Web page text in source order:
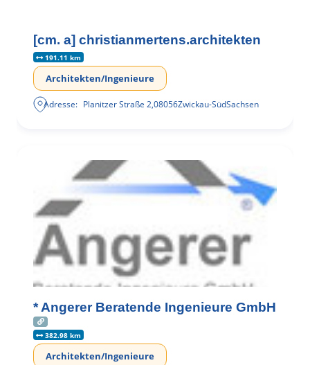
[cm. a] christianmertens.architekten
191.11 km
Architekten/Ingenieure
Adresse: Planitzer Straße 2,08056Zwickau-SüdSachsen
* Angerer Beratende Ingenieure GmbH
382.98 km
Architekten/Ingenieure